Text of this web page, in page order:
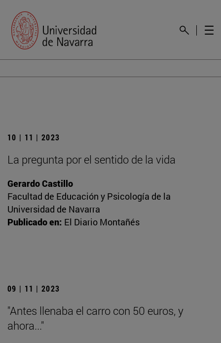
10 | 11 | 2023
La pregunta por el sentido de la vida
Gerardo Castillo
Facultad de Educación y Psicología de la
Universidad de Navarra
Publicado en: El Diario Montañés
09 | 11 | 2023
"Antes llenaba el carro con 50 euros, y
ahora..."